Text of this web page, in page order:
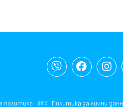
политика Политика за лични